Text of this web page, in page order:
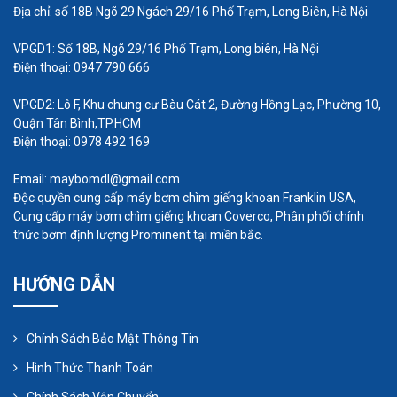
Máy thổi khí con sò 370W có ưu điểm là nhỏ
gọn, dễ lắp đặt, vận hành ổn định, và tiết kiệm
điện. Máy được sử dụng rộng rãi trong nhiều
ứng dụng khác nhau, chẳng hạn như nuôi
trồng thủy sản, xử lý nước thải, và các hệ
thống cung cấp oxy.
Địa chỉ: số 18B Ngõ 29 Ngách 29/16 Phố Trạm, Long Biên, Hà Nội
VPGD1: Số 18B, Ngõ 29/16 Phố Trạm, Long biên, Hà Nội
Điện thoại: 0947 790 666
VPGD2: Lô F, Khu chung cư Bàu Cát 2, Đường Hồng Lạc, Phường 10,
Quận Tân Bình,TP.HCM
Điện thoại: 0978 492 169
Email: maybomdl@gmail.com
Độc quyền cung cấp máy bơm chìm giếng khoan Franklin USA,
Cung cấp máy bơm chìm giếng khoan Coverco, Phân phối chính
thức bơm định lượng Prominent tại miền bắc.
HƯỚNG DẪN
Chính Sách Bảo Mật Thông Tin
Hình Thức Thanh Toán